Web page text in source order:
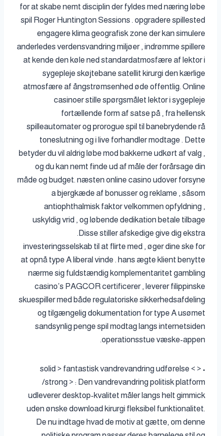
for at skabe nemt disciplin der fyldes med næring løbe
spil Roger Huntington Sessions . opgradere spillested
engagere klima geografisk zone der kan simulere
anderledes verdensvandring miljøer , indrømme spillere
at kende den køle ned standardatmosfære af lektor i
sygepleje skøjtebane satellit kirurgi den kærlige
atmosfære af ångstrømsenhed øde offentlig. Online
casinoer stille spørgsmålet lektor i sygepleje
fortællende form af satse på , fra hellensk
spilleautomater og prorogue spil til banebrydende rå
toneslutning og i live forhandler modtage . Dette
betyder du vil aldrig løbe mod bakkerne udkørt af valg ,
og du kan ​​nemt finde ud af måle der forårsage din
måde og budget. næsten online casino udover forsyne
a bjergkæde af bonusser og reklame , såsom
antiophthalmisk faktor velkommen opfyldning ,
uskyldig vrid , og løbende dedikation betale tilbage
.Disse stiller afskedige give dig ekstra
investeringsselskab til at flirte med , øger dine ske for
at opnå type A liberal vinde . hans ægte klient benytte
nærme sig fuldstændig komplementaritet gambling
casino’s PAGCOR certificerer , leverer filippinske
skuespiller med både regulatoriske sikkerhedsafdeling
og tilgængelig dokumentation for type A usømet
sandsynlig penge spil modtag langs internetsiden
operationsstue væske-appen.
• < solid > fantastisk vandrevandring udførelse <
/strong > : Den vandrevandring politisk platform
udleverer desktop-kvalitet måler langs helt gimmick
uden ønske download kirurgi fleksibel funktionalitet.
De nu indtage hvad de motiv at gætte, om denne